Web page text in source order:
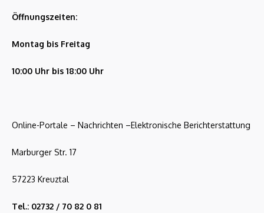
Öffnungszeiten:
Montag bis Freitag
10:00 Uhr bis 18:00 Uhr
Online-Portale – Nachrichten –Elektronische Berichterstattung
Marburger Str. 17
57223 Kreuztal
Tel.: 02732 / 70 82 0 81